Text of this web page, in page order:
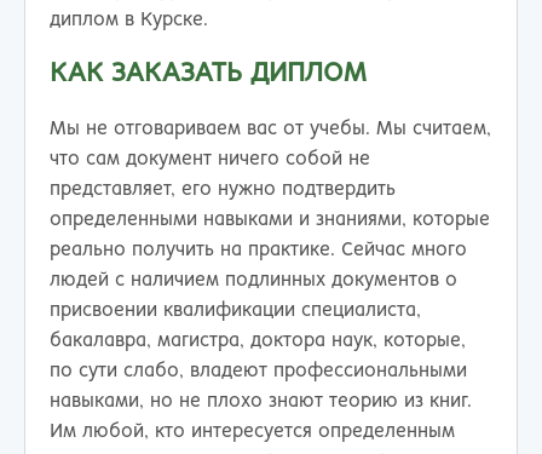
диплом в Курске.
КАК ЗАКАЗАТЬ ДИПЛОМ
Мы не отговариваем вас от учебы. Мы считаем,
что сам документ ничего собой не
представляет, его нужно подтвердить
определенными навыками и знаниями, которые
реально получить на практике. Сейчас много
людей с наличием подлинных документов о
присвоении квалификации специалиста,
бакалавра, магистра, доктора наук, которые,
по сути слабо, владеют профессиональными
навыками, но не плохо знают теорию из книг.
Им любой, кто интересуется определенным